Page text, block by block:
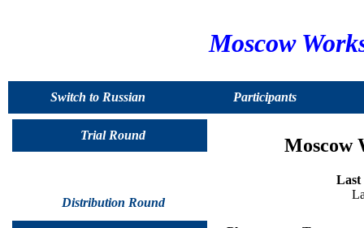
Moscow
Switch to Russian Participants
Trial Round
Distribution Round
Moscow
Last